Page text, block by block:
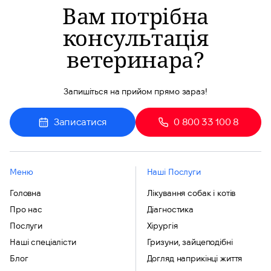
Вам потрібна
консультація
ветеринара?
Запишіться на прийом прямо зараз!
Записатися 0 800 33 100 8
Меню
Головна
Про нас
Послуги
Наші спеціалісти
Блог
Наші Послуги
Лікування собак і котів
Діагностика
Хірургія
Гризуни, зайцеподібні
Догляд наприкінці життя